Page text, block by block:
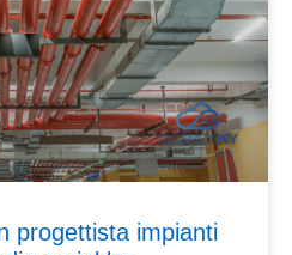
progettista impianti